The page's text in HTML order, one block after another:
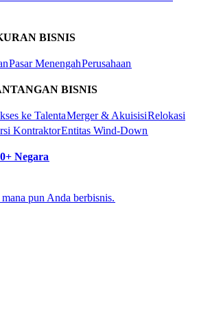
BISNIS​​
Pasar Menengah​​Perusahaan​​
BISNIS​​
ke Talenta​​Merger & Akuisisi​​Relokasi
Kontraktor​​Entitas Wind-Down​​
Negara​​
pun Anda berbisnis.​​